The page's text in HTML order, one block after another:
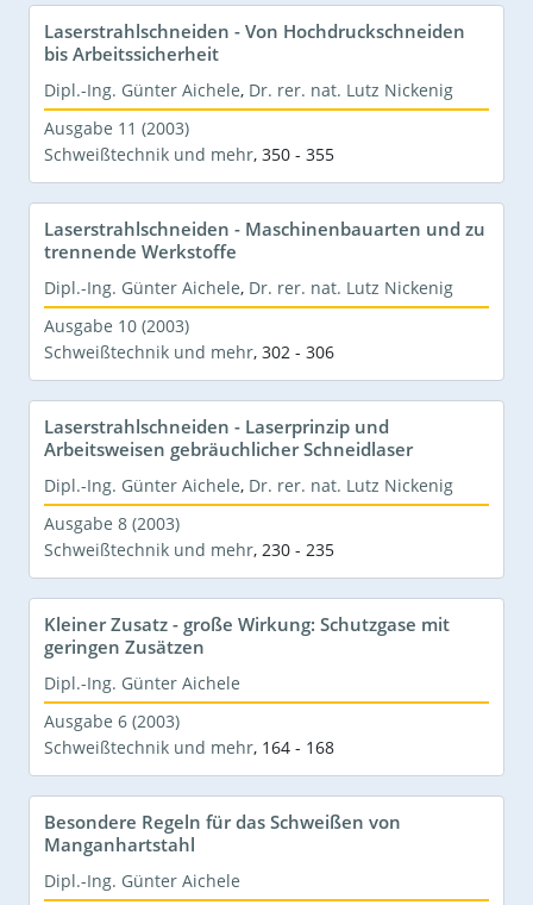
Laserstrahlschneiden - Von Hochdruckschneiden
bis Arbeitssicherheit
Dipl.-Ing. Günter Aichele, Dr. rer. nat. Lutz Nickenig
Ausgabe 11 (2003)
Schweißtechnik und mehr, 350 - 355
Laserstrahlschneiden - Maschinenbauarten und zu
trennende Werkstoffe
Dipl.-Ing. Günter Aichele, Dr. rer. nat. Lutz Nickenig
Ausgabe 10 (2003)
Schweißtechnik und mehr, 302 - 306
Laserstrahlschneiden - Laserprinzip und
Arbeitsweisen gebräuchlicher Schneidlaser
Dipl.-Ing. Günter Aichele, Dr. rer. nat. Lutz Nickenig
Ausgabe 8 (2003)
Schweißtechnik und mehr, 230 - 235
Kleiner Zusatz - große Wirkung: Schutzgase mit
geringen Zusätzen
Dipl.-Ing. Günter Aichele
Ausgabe 6 (2003)
Schweißtechnik und mehr, 164 - 168
Besondere Regeln für das Schweißen von
Manganhartstahl
Dipl.-Ing. Günter Aichele